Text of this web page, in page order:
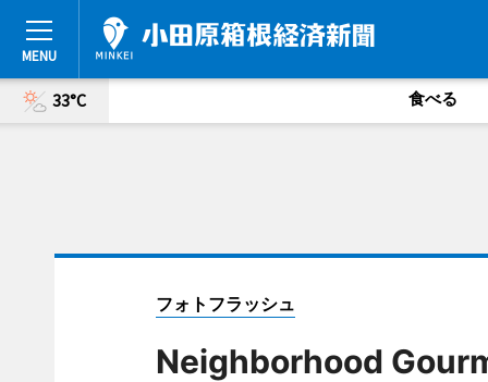
33°C 食べる
フォトフラッシュ
Neighborhood